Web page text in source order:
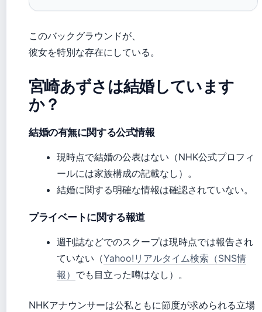
このバックグラウンドが、
彼女を特別な存在にしている。
宮崎あずさは結婚しています
か？
結婚の有無に関する公式情報
現時点で結婚の公表はない（NHK公式プロフィ
ールには家族構成の記載なし）。
結婚に関する明確な情報は確認されていない。
プライベートに関する報道
週刊誌などでのスクープは現時点では報告され
ていない（Yahoo!リアルタイム検索（SNS情
報） でも目立った噂はなし）。
NHKアナウンサーは公私ともに節度が求められる立場